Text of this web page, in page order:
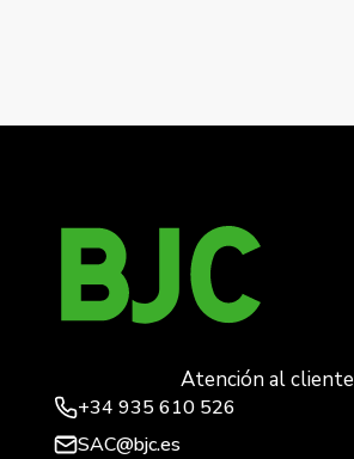
Atención al cliente
+34 935 610 526
SAC@bjc.es